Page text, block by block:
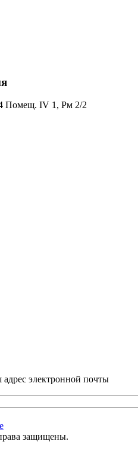
Помещ. IV 1, Рм 2/2
электронной почты
защищены.